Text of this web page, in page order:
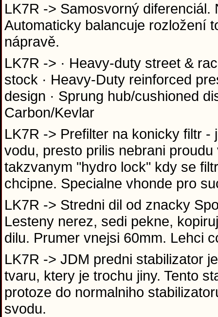
LK7R -> Samosvorný
Automaticky balancuje rozložení
nápravě.
LK7R -> · Heavy-duty street &
stock · Heavy-Duty reinforced
design · Sprung hub/cushioned
Carbon/Kevlar
LK7R -> Prefilter na konicky filtr
vodu, presto prilis nebrani
takzvanym "hydro lock" kdy se
chcipne. Specialne vhonde pro
LK7R -> Stredni dil od znacky
Lesteny nerez, sedi pekne,
dilu. Prumer vnejsi 60mm. Lehci
LK7R -> JDM predni stabilizator
tvaru, ktery je trochu jiny. Tento
protoze do normalniho
svodu.